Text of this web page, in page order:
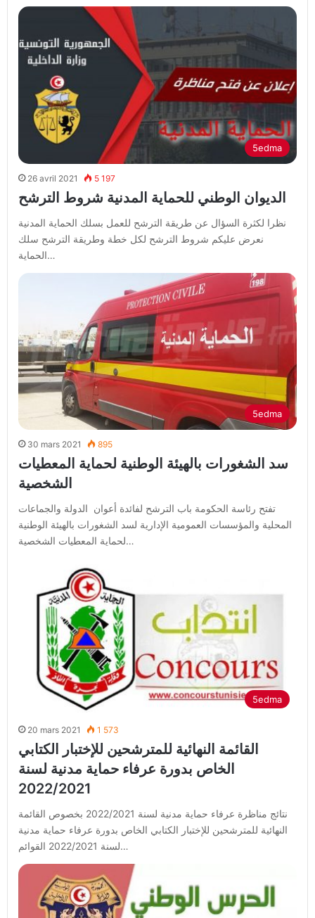
5edma
26 avril 2021 5 197
الديوان الوطني للحماية المدنية شروط الترشح
نظرا لكثرة السؤال عن طريقة الترشح للعمل بسلك الحماية المدنية
نعرض عليكم شروط الترشح لكل خطة وطريقة الترشح سلك
الحماية…
5edma
30 mars 2021 895
سد الشغورات بالهيئة الوطنية لحماية المعطيات
الشخصية
تفتح رئاسة الحكومة باب الترشح لفائدة أعوان الدولة والجماعات
المحلية والمؤسسات العمومية الإدارية لسد الشغورات بالهيئة الوطنية
لحماية المعطيات الشخصية…
5edma
20 mars 2021 1 573
القائمة النهائية للمترشحين للإختبار الكتابي
الخاص بدورة عرفاء حماية مدنية لسنة
2022/2021
نتائج مناظرة عرفاء حماية مدنية لسنة 2022/2021 بخصوص القائمة
النهائية للمترشحين للإختبار الكتابي الخاص بدورة عرفاء حماية مدنية
لسنة 2022/2021 القوائم…